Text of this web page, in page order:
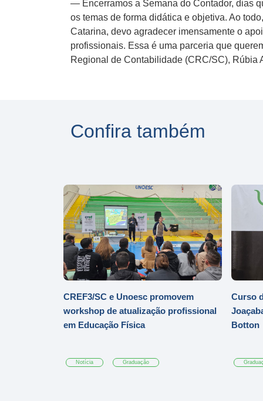
— Encerramos a Semana do Contador, dias
os temas de forma didática e objetiva. Ao
Catarina, devo agradecer imensamente o
profissionais. Essa é uma parceria que
Regional de Contabilidade (CRC/SC), Rúbia
Confira também
CREF3/SC e Unoesc promovem
workshop de atualização profissional
em Educação Física
Notícia Graduação
Curso
Botton